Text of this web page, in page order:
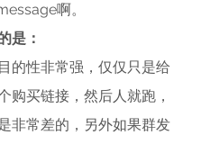
啊。
是：
的性非常强，仅仅只是给
购买链接，然后人就跑，
非常差的，另外如果群发